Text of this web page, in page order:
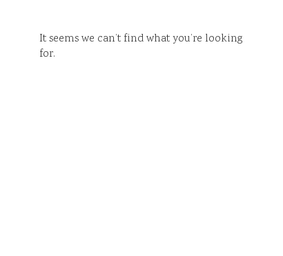
It seems we can’t find what you’re looking
for.